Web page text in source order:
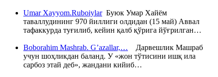
Umar Xayyom.RuboiylarБуюк Умар Хайём
таваллудининг 970 йиллиги олдидан (15 май) Аввал
тафаккурда туғилиб, кейин қалб қўрига йўғрилган…
Boborahim Mashrab. G’azallar,… Дарвешлик Машраб
учун шоҳликдан баланд. У «жон тўтисини ишқ ила
сарбоз этай деб», жандани кийиб…